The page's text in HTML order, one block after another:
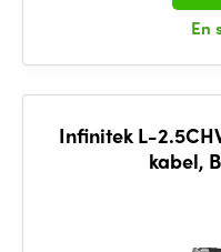
En
Infinitek L-
kabel,